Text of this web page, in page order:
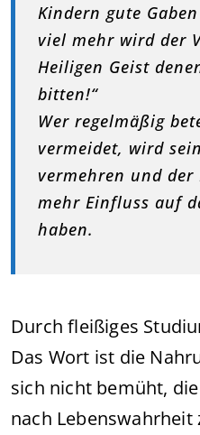
Kindern gute
viel mehr wird der
Heiligen Geist
bitten!“
Wer regelmäßig
vermeidet, wird
vermehren und
mehr Einfluss auf
haben.
Durch fleißiges
Das Wort ist die
sich nicht bemüht,
nach